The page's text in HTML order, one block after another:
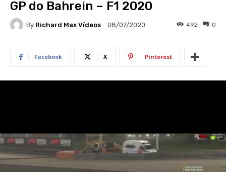
GP do Bahrein – F1 2020
By Richard Max Vídeos 08/07/2020 0
492
Facebook X Pinterest